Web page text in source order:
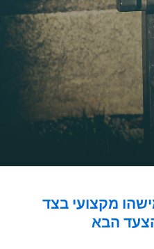
מישהו מקצועי בצד
הבא